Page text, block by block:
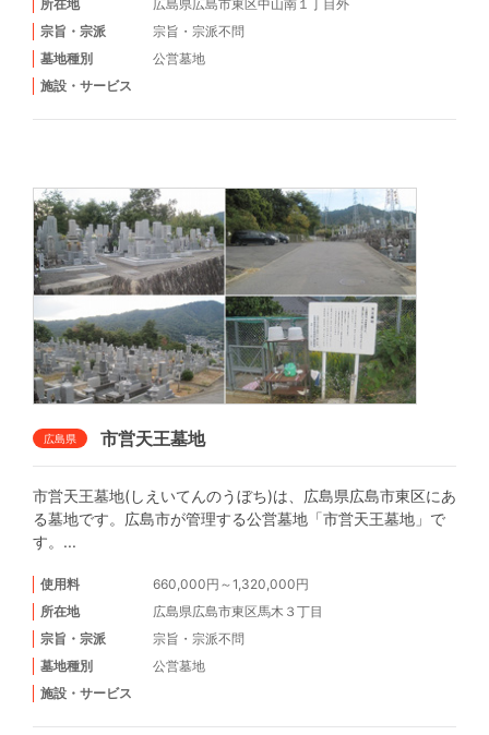
所在地
広島県広島市東区中山南１丁目外
宗旨・宗派
宗旨・宗派不問
墓地種別
公営墓地
施設・サービス
広島県 市営天王墓地
市営天王墓地(しえいてんのうぼち)は、広島県広島市東区にあ
る墓地です。広島市が管理する公営墓地「市営天王墓地」で
す。...
使用料
660,000円～1,320,000円
所在地
広島県広島市東区馬木３丁目
宗旨・宗派
宗旨・宗派不問
墓地種別
公営墓地
施設・サービス